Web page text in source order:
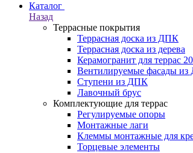
Каталог
Назад
Террасные покрытия
Террасная доска из ДПК
Террасная доска из дерева
Керамогранит для террас
Вентилируемые фасады
Ступени из ДПК
Лавочный брус
Комплектующие для террас
Регулируемые опоры
Монтажные лаги
Клеммы монтажные для
Торцевые элементы